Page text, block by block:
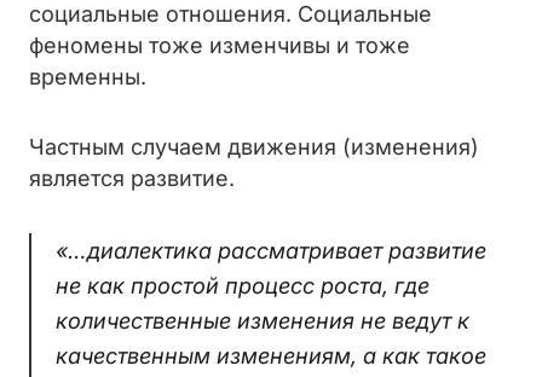
социальные отношения. Социальные
феномены тоже изменчивы и тоже
временны.
Частным случаем движения (изменения)
является развитие.
«…диалектика рассматривает развитие
не как простой процесс роста, где
количественные изменения не ведут к
качественным изменениям, а как такое